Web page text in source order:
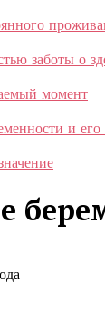
заботы о
момент
и